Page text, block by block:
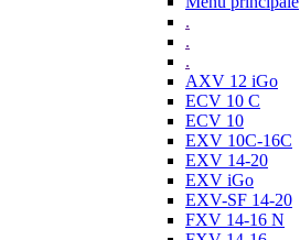
.
.
.
AXV 12 iGo
ECV 10 C
ECV 10
EXV 10C-16C
EXV 14-20
EXV iGo
EXV-SF 14-20
FXV 14-16 N